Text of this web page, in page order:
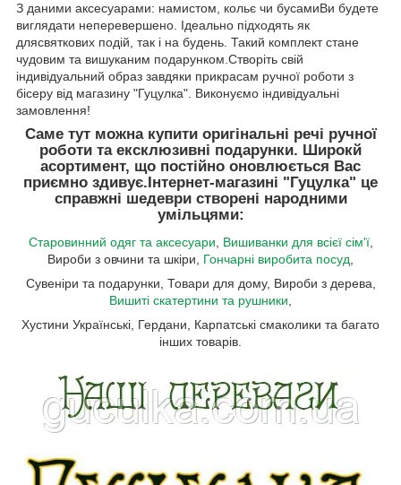
З даними аксесуарами: намистом, кольє чи бусамиВи будете
виглядати неперевершено. Ідеально підходять як
длясвяткових подій, так і на будень. Такий комплект стане
чудовим та вишуканим подарунком.Створіть свій
індивідуальний образ завдяки прикрасам ручної роботи з
бісеру від магазину "Гуцулка". Виконуємо індивідуальні
замовлення!
Саме тут можна купити оригінальні речі ручної
роботи та ексклюзивні подарунки. Широкй
асортимент, що постійно оновлюється Вас
приємно здивує. Інтернет-магазині "Гуцулка" це
справжні шедеври створені народними
умільцями:
Старовинний одяг та аксесуари Вишиванки для всієї сім'ї,
Вироби з овчини та шкіри,
Гончарні виробита посуд
Сувеніри та подарунки, Товари для дому, Вироби з дерева,
Вишиті скатертини та рушники
Хустини Українські, Гердани, Карпатські смаколики та багато
інших товарів.